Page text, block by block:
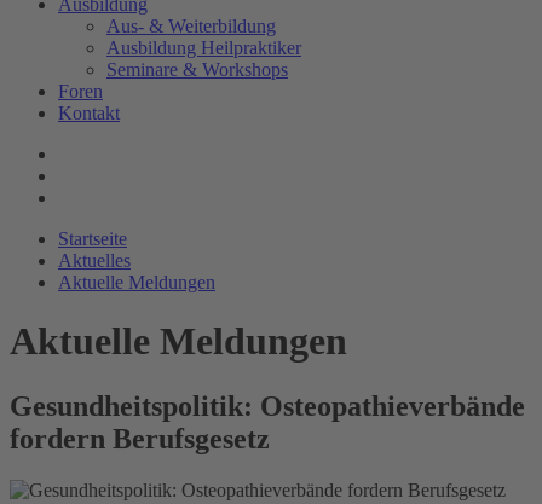
Ausbildung
Aus- & Weiterbildung
Ausbildung Heilpraktiker
Seminare & Workshops
Foren
Kontakt
Startseite
Aktuelles
Aktuelle Meldungen
Aktuelle Meldungen
Gesundheitspolitik: Osteopathieverbände
fordern Berufsgesetz